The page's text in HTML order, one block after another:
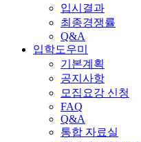
입시결과
최종경쟁률
Q&A
입학도우미
기본계획
공지사항
모집요강 신청
FAQ
Q&A
통합 자료실